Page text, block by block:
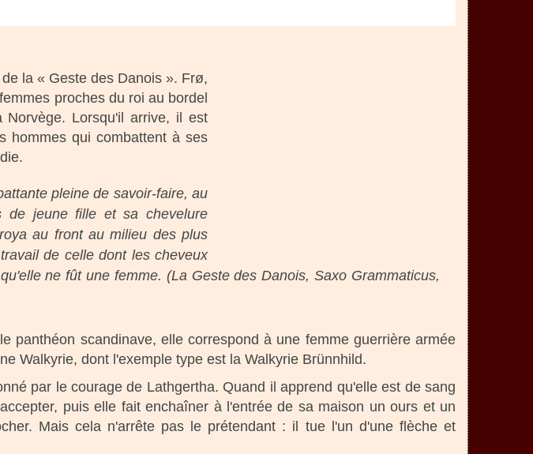
la « Geste des Danois ». Frø,
proches du roi au bordel
Lorsqu'il arrive, il est
hommes qui combattent à ses
pleine de savoir-faire, au
de jeune fille et sa chevelure
au front au milieu des plus
de celle dont les cheveux
ne fût une femme. (La Geste des Danois, Saxo Grammaticus,
panthéon scandinave, elle correspond à une femme guerrière armée
Walkyrie, dont l'exemple type est la Walkyrie Brünnhild.
par le courage de Lathgertha. Quand il apprend qu'elle est de sang
puis elle fait enchaîner à l'entrée de sa maison un ours et un
Mais cela n'arrête pas le prétendant : il tue l'un d'une flèche et